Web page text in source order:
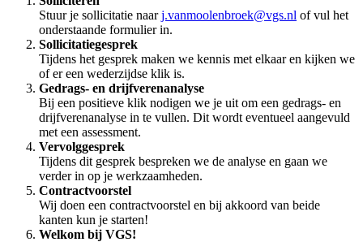
Stuur je sollicitatie naar j.vanmoolenbroek@vgs.nl of vul het
onderstaande formulier in.
Sollicitatiegesprek
Tijdens het gesprek maken we kennis met elkaar en kijken we
of er een wederzijdse klik is.
Gedrags- en drijfverenanalyse
Bij een positieve klik nodigen we je uit om een gedrags- en
drijfverenanalyse in te vullen. Dit wordt eventueel aangevuld
met een assessment.
Vervolggesprek
Tijdens dit gesprek bespreken we de analyse en gaan we
verder in op je werkzaamheden.
Contractvoorstel
Wij doen een contractvoorstel en bij akkoord van beide
kanten kun je starten!
Welkom bij VGS!